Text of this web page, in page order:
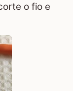
o fio e